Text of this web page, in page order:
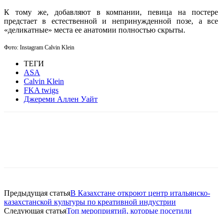
К тому же, добавляют в компании, певица на постере
предстает в естественной и непринужденной позе, а все
«деликатные» места ее анатомии полностью скрыты.
Фото: Instagram Calvin Klein
ТЕГИ
ASA
Calvin Klein
FKA twigs
Джереми Аллен Уайт
Предыдущая статьяВ Казахстане откроют центр итальянско-
казахстанской культуры по креативной индустрии
Следующая статьяТоп мероприятий, которые посетили